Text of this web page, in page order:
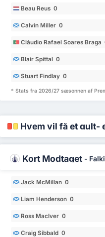
Beau Reus 0
Calvin Miller 0
Cláudio Rafael Soares Braga
Blair Spittal 0
Stuart Findlay 0
* Stats fra 2026/27 sæsonnen af
Hvem vil få et gult-
Kort Modtaget -
Jack McMillan 0
Liam Henderson 0
Ross MacIver 0
Craig Sibbald 0